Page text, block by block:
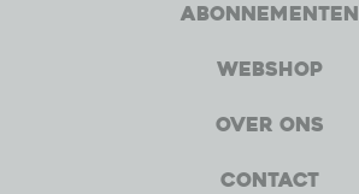
Abonnementen
Webshop
Over ons
Contact